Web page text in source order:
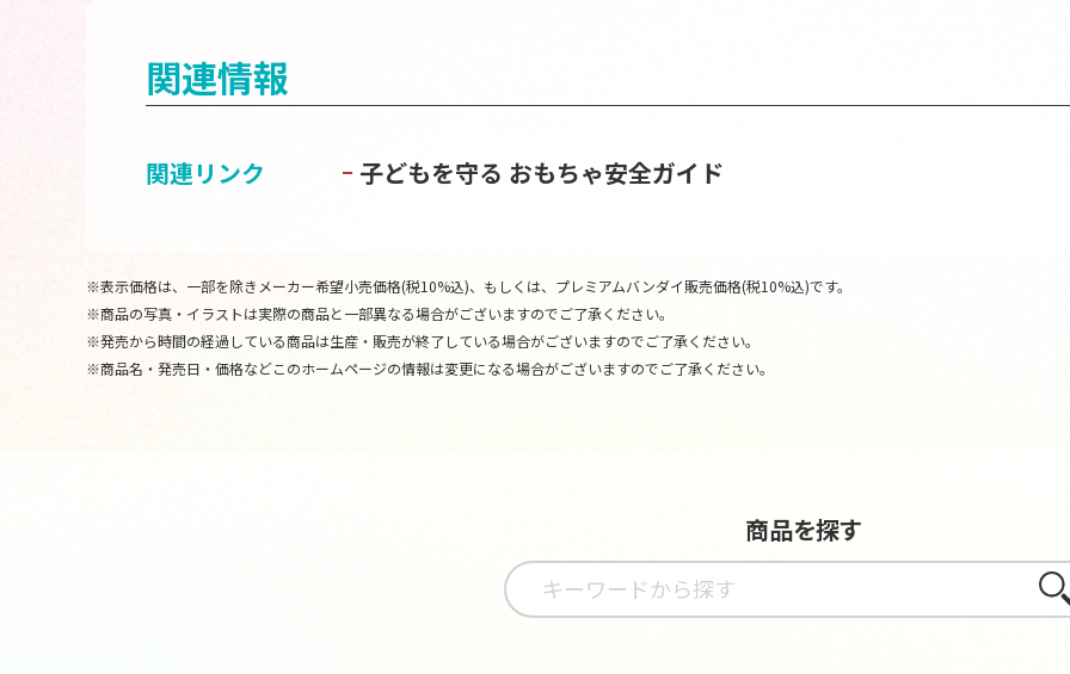
関連情報
関連リンク 子どもを守る おもちゃ安全ガイド
※表示価格は、一部を除きメーカー希望小売価格(税10%込)、もしくは、プレミアムバンダイ販売価格(税10%込)です。
※商品の写真・イラストは実際の商品と一部異なる場合がございますのでご了承ください。
※発売から時間の経過している商品は生産・販売が終了している場合がございますのでご了承ください。
※商品名・発売日・価格などこのホームページの情報は変更になる場合がございますのでご了承ください。
商品を探す
さが